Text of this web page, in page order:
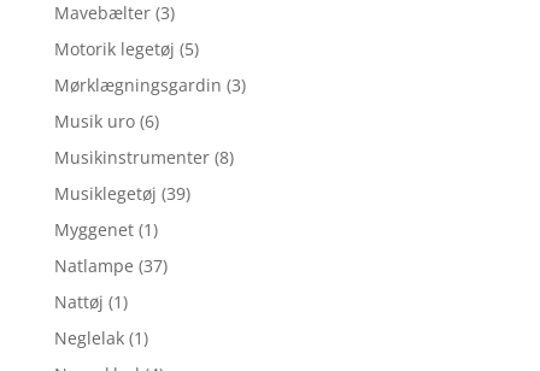
Mavebælter (3)
Motorik legetøj (5)
Mørklægningsgardin (3)
Musik uro (6)
Musikinstrumenter (8)
Musiklegetøj (39)
Myggenet (1)
Natlampe (37)
Nattøj (1)
Neglelak (1)